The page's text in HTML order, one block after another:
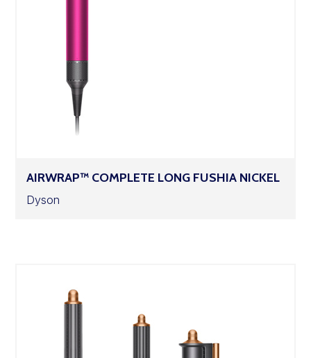
AIRWRAP™ COMPLETE LONG FUSHIA NICKEL
Dyson